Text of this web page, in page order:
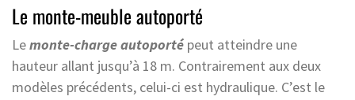
Le monte-meuble autoporté
Lemonte-charge autoporté peut atteindre une
hauteur allant jusqu’à 18 m. Contrairement aux deux
modèles précédents, celui-ci est hydraulique. C’est le